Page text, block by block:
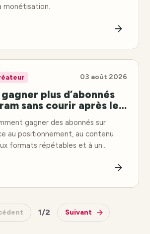
monétisation.
03 août 2026
plus d’abonnés
sans courir après les
gagner des abonnés sur
au positionnement, au contenu
formats répétables et à un
1/2 Suivant